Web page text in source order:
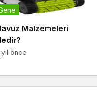
Malzemeleri
önce